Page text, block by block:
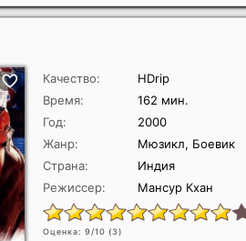
Качество:
HDrip
Время:
162 мин.
Год:
2000
Жанр:
Мюзикл, Боевик
Страна:
Индия
Режиссер:
Мансур Кхан
Оценка: 9/10 (3)